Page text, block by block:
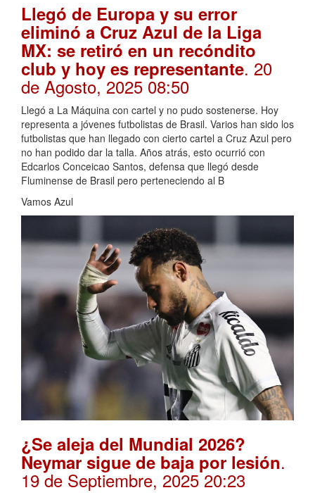
Llegó de Europa y su error
eliminó a Cruz Azul de la Liga
MX: se retiró en un recóndito
club y hoy es representante. 20
de Agosto, 2025 08:50
Llegó a La Máquina con cartel y no pudo sostenerse. Hoy
representa a jóvenes futbolistas de Brasil. Varios han sido los
futbolistas que han llegado con cierto cartel a Cruz Azul pero
no han podido dar la talla. Años atrás, esto ocurrió con
Edcarlos Conceicao Santos, defensa que llegó desde
Fluminense de Brasil pero perteneciendo al B
Vamos Azul
¿Se aleja del Mundial 2026?
Neymar sigue de baja por lesión.
19 de Septiembre, 2025 20:23